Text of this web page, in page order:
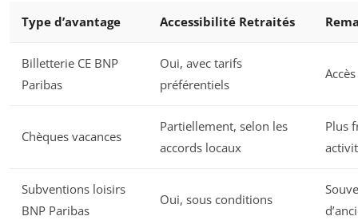
Type d’avantage Accessibilité Retraités
Billetterie CE BNP
Paribas
Oui, avec tarifs
préférentiels
Chèques vacances
Partiellement, selon les
accords locaux
Plus
Subventions loisirs
BNP Paribas
Oui, sous conditions